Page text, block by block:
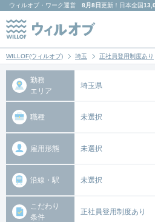
ウィルオブ・ワーク運営 8月8日更新！日本全国
WILLOF(ウィルオブ) 埼玉 正社員登用制度あり
勤務
エリア
埼玉県
職種 未選択
雇用形態 未選択
沿線・駅 未選択
こだわり
条件
正社員登用制度あり